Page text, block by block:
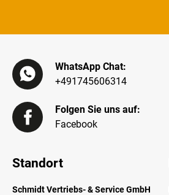
WhatsApp Chat:
+491745606314
Folgen Sie uns auf:
Facebook
Standort
Schmidt Vertriebs- & Service GmbH